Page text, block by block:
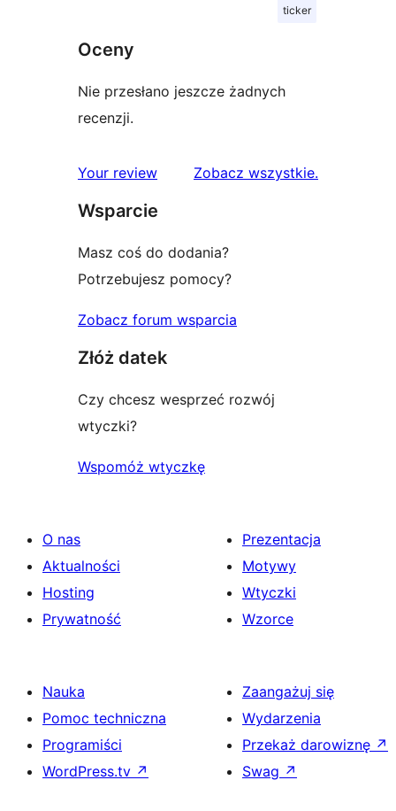
ticker
Oceny
Nie przesłano jeszcze żadnych
recenzji.
Your review Zobacz wszystkierecenzje
.
Wsparcie
Masz coś do dodania?
Potrzebujesz pomocy?
Zobacz forum wsparcia
Złóż datek
Czy chcesz wesprzeć rozwój
wtyczki?
Wspomóż wtyczkę
O nas
Aktualności
Hosting
Prywatność
Prezentacja
Motywy
Wtyczki
Wzorce
Nauka
Pomoc techniczna
Programiści
WordPress.tv ↗
Zaangażuj się
Wydarzenia
Przekaż darowiznę ↗
Swag ↗